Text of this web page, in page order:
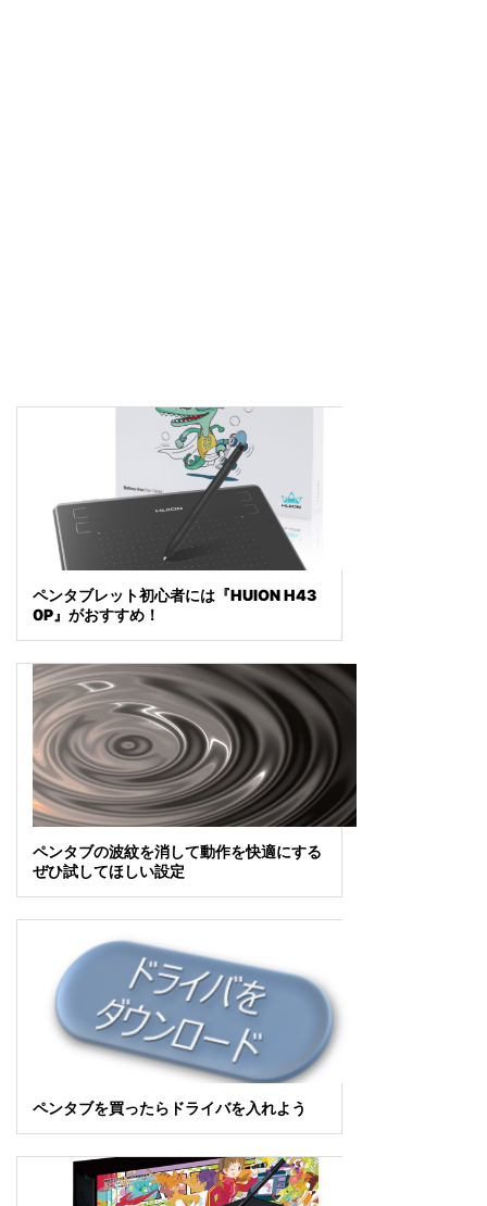
ペンタブレット初心者には『HUION H43
0P』がおすすめ！
ペンタブの波紋を消して動作を快適にする
ぜひ試してほしい設定
ペンタブを買ったらドライバを入れよう